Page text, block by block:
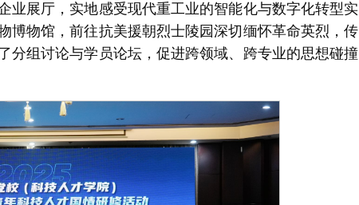
业展厅，实地感受现代重工业的智能化与数字化转型实
博物馆，前往抗美援朝烈士陵园深切缅怀革命英烈，传
分组讨论与学员论坛，促进跨领域、跨专业的思想碰撞